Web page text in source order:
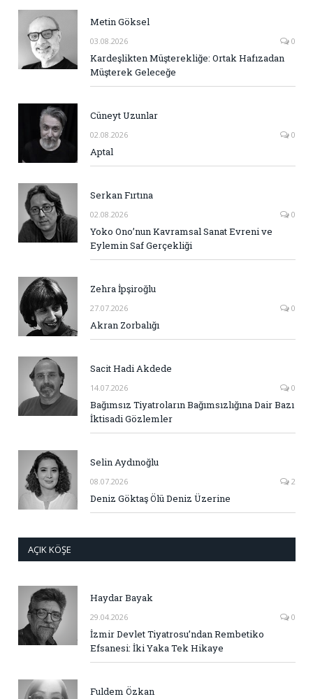
Metin Göksel
03.08.2026 0
Kardeşlikten Müşterekliğe: Ortak Hafızadan
Müşterek Geleceğe
Cüneyt Uzunlar
02.08.2026 0
Aptal
Serkan Fırtına
02.08.2026 0
Yoko Ono’nun Kavramsal Sanat Evreni ve
Eylemin Saf Gerçekliği
Zehra İpşiroğlu
27.07.2026 0
Akran Zorbalığı
Sacit Hadi Akdede
14.07.2026 0
Bağımsız Tiyatroların Bağımsızlığına Dair Bazı
İktisadi Gözlemler
Selin Aydınoğlu
08.07.2026 2
Deniz Göktaş Ölü Deniz Üzerine
AÇIK KÖŞE
Haydar Bayak
29.04.2026 0
İzmir Devlet Tiyatrosu’ndan Rembetiko
Efsanesi: İki Yaka Tek Hikaye
Fuldem Özkan